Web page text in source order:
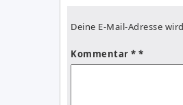
Deine E-Mail-Adresse
Kommentar *